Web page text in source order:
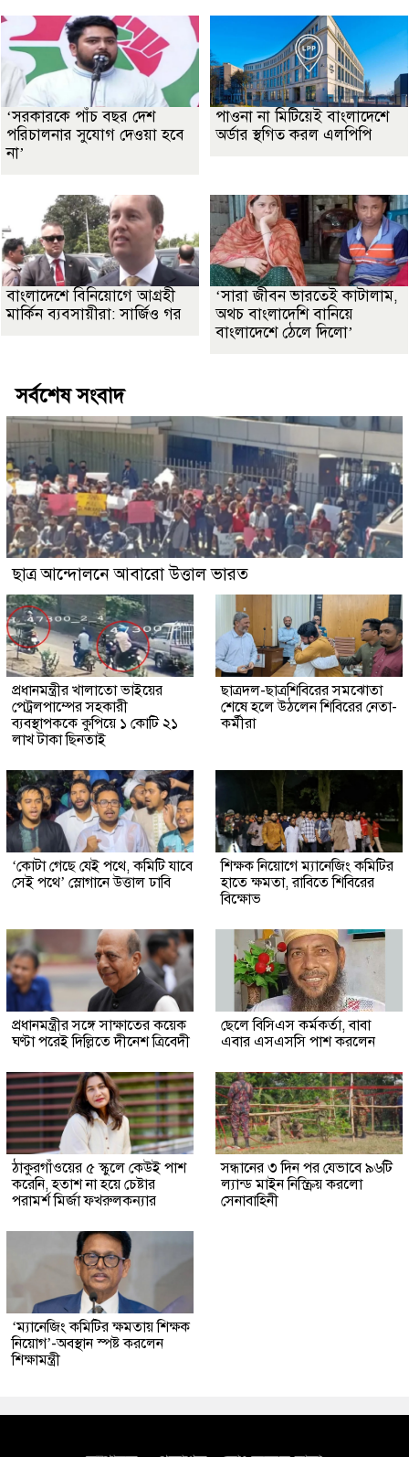
‘সরকারকে পাঁচ বছর দেশ
পরিচালনার সুযোগ দেওয়া হবে
না’
পাওনা না মিটিয়েই বাংলাদেশে
অর্ডার স্থগিত করল এলপিপি
বাংলাদেশে বিনিয়োগে আগ্রহী
মার্কিন ব্যবসায়ীরা: সার্জিও গর
‘সারা জীবন ভারতেই কাটালাম,
অথচ বাংলাদেশি বানিয়ে
বাংলাদেশে ঠেলে দিলো’
সর্বশেষ সংবাদ
ছাত্র আন্দোলনে আবারো উত্তাল ভারত
প্রধানমন্ত্রীর খালাতো ভাইয়ের
পেট্রলপাম্পের সহকারী
ব্যবস্থাপককে কুপিয়ে ১ কোটি ২১
লাখ টাকা ছিনতাই
ছাত্রদল-ছাত্রশিবিরের সমঝোতা
শেষে হলে উঠলেন শিবিরের নেতা-
কর্মীরা
‘কোটা গেছে যেই পথে, কমিটি যাবে
সেই পথে’ স্লোগানে উত্তাল ঢাবি
শিক্ষক নিয়োগে ম্যানেজিং কমিটির
হাতে ক্ষমতা, রাবিতে শিবিরের
বিক্ষোভ
প্রধানমন্ত্রীর সঙ্গে সাক্ষাতের কয়েক
ঘণ্টা পরেই দিল্লিতে দীনেশ ত্রিবেদী
ছেলে বিসিএস কর্মকর্তা, বাবা
এবার এসএসসি পাশ করলেন
ঠাকুরগাঁওয়ের ৫ স্কুলে কেউই পাশ
করেনি, হতাশ না হয়ে চেষ্টার
পরামর্শ মির্জা ফখরুলকন্যার
সন্ধানের ৩ দিন পর যেভাবে ৯৬টি
ল্যান্ড মাইন নিস্ক্রিয় করলো
সেনাবাহিনী
‘ম্যানেজিং কমিটির ক্ষমতায় শিক্ষক
নিয়োগ’-অবস্থান স্পষ্ট করলেন
শিক্ষামন্ত্রী